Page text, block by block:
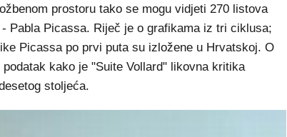
prostoru tako se mogu vidjeti 270 listova
Pabla Picassa. Riječ je o grafikama iz tri ciklusa;
Picassa po prvi puta su izložene u Hrvatskoj. O
kako je "Suite Vollard" likovna kritika
stoljeća.